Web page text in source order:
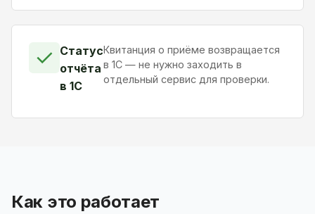
✓ Статус
отчёта
в 1С
Квитанция о приёме возвращается
в 1С — не нужно заходить в
отдельный сервис для проверки.
Как это работает